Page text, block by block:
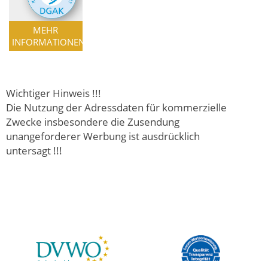
MEHR
INFORMATIONEN
Wichtiger Hinweis !!!
Die Nutzung der Adressdaten für kommerzielle
Zwecke insbesondere die Zusendung
unangeforderer Werbung ist ausdrücklich
untersagt !!!